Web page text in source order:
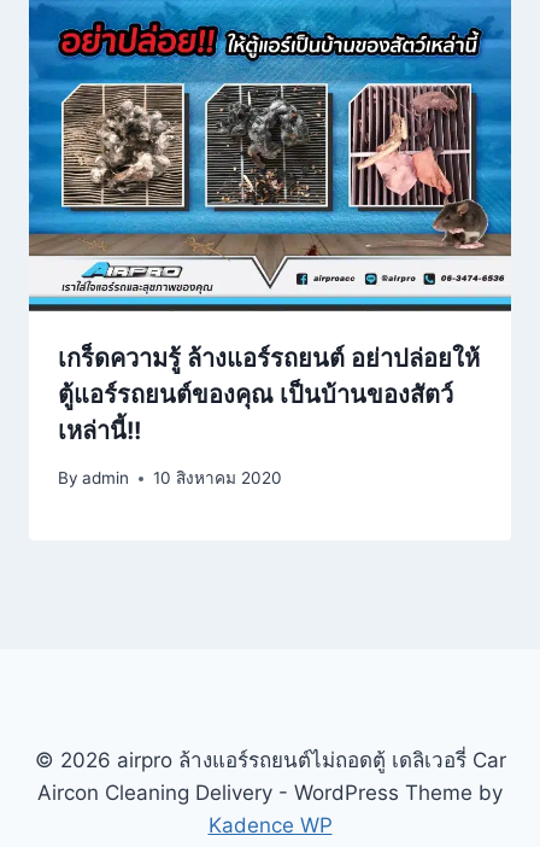
เกร็ดความรู้ ล้างแอร์รถยนต์ อย่าปล่อยให้
ตู้แอร์รถยนต์ของคุณ เป็นบ้านของสัตว์
เหล่านี้!!
By admin 10 สิงหาคม 2020
© 2026 airpro ล้างแอร์รถยนต์ไม่ถอดตู้ เดลิเวอรี่ Car
Aircon Cleaning Delivery - WordPress Theme by
Kadence WP